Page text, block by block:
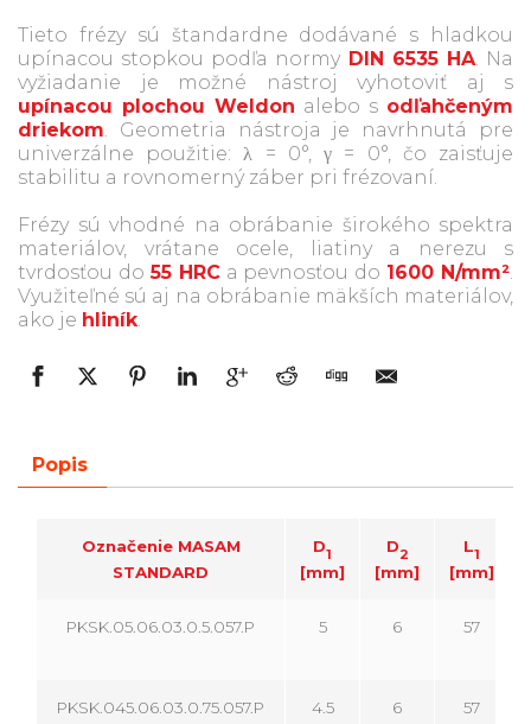
Tieto frézy sú štandardne dodávané s hladkou
upínacou stopkou podľa normy DIN 6535 HA. Na
vyžiadanie je možné nástroj vyhotoviť aj s
upínacou plochou Weldon alebo s odľahčeným
driekom. Geometria nástroja je navrhnutá pre
univerzálne použitie: λ = 0°, γ = 0°, čo zaisťuje
stabilitu a rovnomerný záber pri frézovaní.
Frézy sú vhodné na obrábanie širokého spektra
materiálov, vrátane ocele, liatiny a nerezu s
tvrdosťou do55 HRCa pevnosťou do 1600 N/mm².
Využiteľné sú aj na obrábanie mäkších materiálov,
ako je hliník.
Popis
OznačenieMASAM
STANDARD
D1
[mm]
D2
[mm]
L1
[mm]
PKSK.05.06.03.0.5.057.P 5 6 57
PKSK.045.06.03.0.75.057.P 4.5 6 57